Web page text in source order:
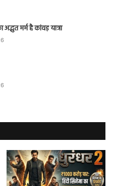
मर्म है कांवड़ यात्रा